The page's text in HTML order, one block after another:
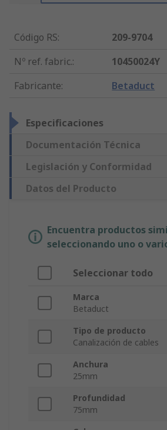
Código RS:
209-9704
Nº ref. fabric.:
10450024Y
Fabricante: Betaduct
Especificaciones
Documentación Técnica
Legislación y Conformidad
Datos del Producto
Encuentra productos
seleccionando uno o
Seleccionar todo
Marca
Betaduct
Tipo de producto
Canalización de cables
Anchura
25mm
Profundidad
75mm